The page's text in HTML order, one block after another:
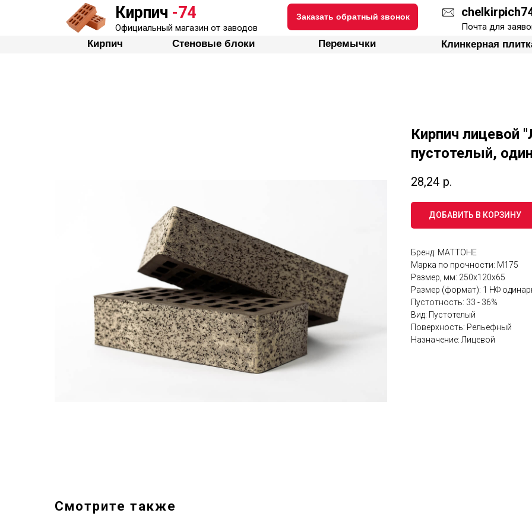
Почта для
Официальный магазин от заводов
Кирпич -74 Заказать обратный звонок
Перемычки Клинкерная
Стеновые блоки
Кирпич
Кирпич Стеновые блоки Перемычки Клинкерная плитка
Кирпич
пустотелый,
28,24 р.
ДОБАВИТЬ В КОРЗИНУ
Бренд: МАТТОНЕ
Марка по прочности: М175
Размер, мм: 250x120x65
Размер (формат): 1 НФ
Пустотность: 33 - 36%
Вид: Пустотелый
Поверхность: Рельефный
Назначение: Лицевой
Смотрите также